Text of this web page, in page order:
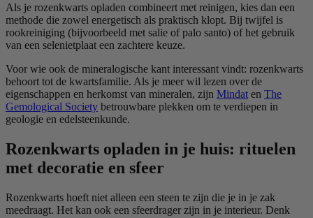
Als je rozenkwarts opladen combineert met reinigen, kies dan een
methode die zowel energetisch als praktisch klopt. Bij twijfel is
rookreiniging (bijvoorbeeld met salie of palo santo) of het gebruik
van een selenietplaat een zachtere keuze.
Voor wie ook de mineralogische kant interessant vindt: rozenkwarts
behoort tot de kwartsfamilie. Als je meer wil lezen over de
eigenschappen en herkomst van mineralen, zijn Mindat en The
Gemological Society betrouwbare plekken om te verdiepen in
geologie en edelsteenkunde.
Rozenkwarts opladen in je huis: rituelen
met decoratie en sfeer
Rozenkwarts hoeft niet alleen een steen te zijn die je in je zak
meedraagt. Het kan ook een sfeerdrager zijn in je interieur. Denk